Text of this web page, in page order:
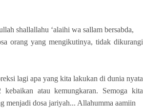
shallallahu ‘alaihi wa sallam bersabda,
orang yang mengikutinya, tidak dikurangi
lagi apa yang kita lakukan di dunia nyata
atau kemungkaran. Semoga kita
menjadi dosa jariyah... Allahumma aamiin